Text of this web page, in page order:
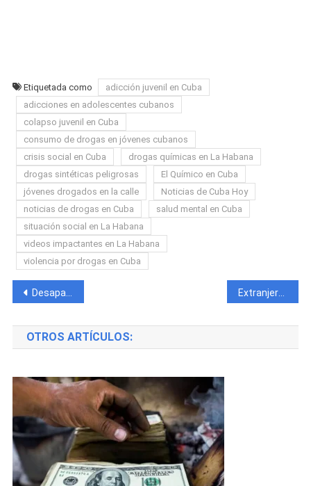
Etiquetada como
adicción juvenil en Cuba
adicciones en adolescentes cubanos
colapso juvenil en Cuba
consumo de drogas en jóvenes cubanos
crisis social en Cuba
drogas químicas en La Habana
drogas sintéticas peligrosas
El Químico en Cuba
jóvenes drogados en la calle
Noticias de Cuba Hoy
noticias de drogas en Cuba
salud mental en Cuba
situación social en La Habana
videos impactantes en La Habana
violencia por drogas en Cuba
Navegación
de
entradas
Desaparece joven de 25 años en La Habana, tras salir a vender un teléfono móvil
OTROS ARTÍCULOS: